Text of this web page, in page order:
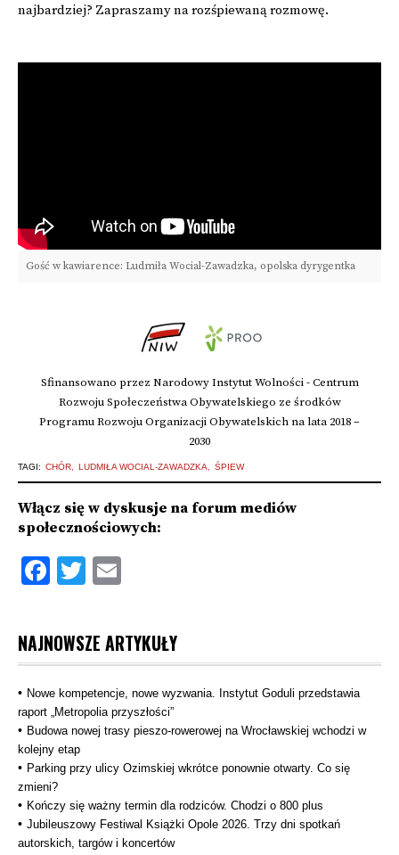
najbardziej? Zapraszamy na rozśpiewaną rozmowę.
Gość w kawiarence: Ludmiła Wocial-Zawadzka, opolska dyrygentka
Sfinansowano przez Narodowy Instytut Wolności - Centrum
Rozwoju Społeczeństwa Obywatelskiego ze środków
Programu Rozwoju Organizacji Obywatelskich na lata 2018 –
2030
TAGI: CHÓR LUDMIŁA WOCIAL-ZAWADZKA ŚPIEW
Włącz się w dyskusje na forum mediów
społecznościowych:
Facebook
Twitter
NAJNOWSZE ARTYKUŁY
Nowe kompetencje, nowe wyzwania. Instytut Goduli przedstawia
raport „Metropolia przyszłości”
Budowa nowej trasy pieszo‑rowerowej na Wrocławskiej wchodzi w
kolejny etap
Parking przy ulicy Ozimskiej wkrótce ponownie otwarty. Co się
zmieni?
Kończy się ważny termin dla rodziców. Chodzi o 800 plus
Jubileuszowy Festiwal Książki Opole 2026. Trzy dni spotkań
autorskich, targów i koncertów